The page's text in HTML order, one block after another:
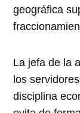
geográfica
La jefa de la
los
disciplina